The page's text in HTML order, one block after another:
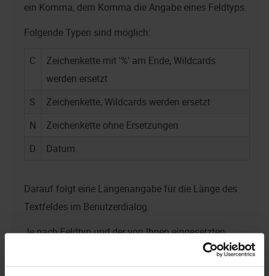
ein Komma, dem Komma die Angabe eines Feldtyps.
Folgende Typen sind möglich:
C
Zeichenkette mit '%' am Ende, Wildcards
werden ersetzt
S
Zeichenkette, Wildcards werden ersetzt
N
Zeichenkette ohne Ersetzungen
D
Datum
Darauf folgt eine Längenangabe für die Länge des
Textfeldes im Benutzerdialog.
Je nach Feldtyp und der von Ihnen eingesetzten
Datenbank muss die Variable zusätzlich durch